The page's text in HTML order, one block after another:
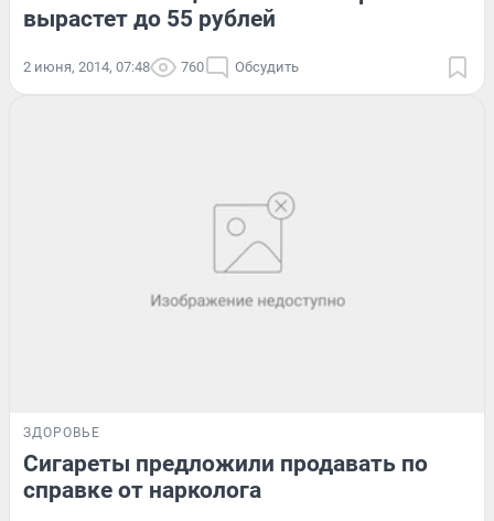
вырастет до 55 рублей
2 июня, 2014, 07:48 760 Обсудить
ЗДОРОВЬЕ
Сигареты предложили продавать по
справке от нарколога